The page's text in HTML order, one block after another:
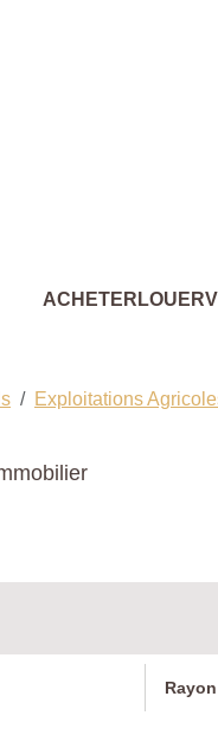
ACHETER LOUER
Exploitations
Rayon